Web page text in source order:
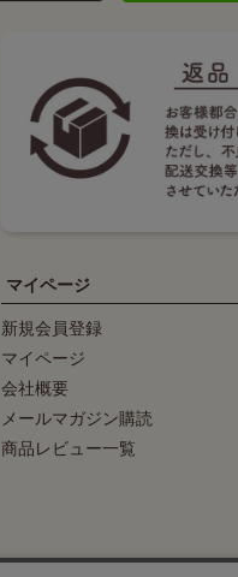
マイページ
新規会員登録
マイページ
会社概要
メールマガジン購読
商品レビュー一覧